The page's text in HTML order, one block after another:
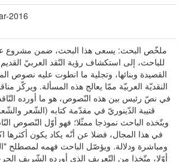
2016
ملخّص البحث: يسعى هذا البحث، ضمن مشروع
للباحث، إلى استكشاف رؤية النّقد العربيّ القديم
القصيدة وبنائها، وتجلية ما انطوت عليه نصوص
النقديّة العربيّة ممّا يعالج هذه المسألة. ويركّز
في نصّ رئيس بين هذه النّصوص، هو ما أورده
قتيبة الدّينوريّ في مقدّمة كتابه (الشّعر
ويتّخذه الباحث نموذجا ممثّلا؛ فهو أوّل النّصوص
في هذا المجال، فضلا عن أنّه يكاد يكون أكثرها
ومباشرة ودلالة. ويؤصّل الباحث فهمه لمصطلح
أوّلا، متّخذا من التّعريف الذي أورده الشّريف